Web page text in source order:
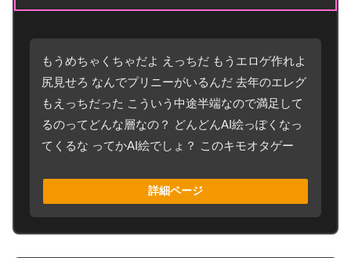
もうめちゃくちゃだよ えっちだ もうエロゲ作れよ
尻見せろ なんでプリニーがいるんだ 去年のエレグ
もえっちだった こういう中途半端なので満足して
るのってどんな層なの？ どんどんAI絵っぽくなっ
てくるな ってかAI絵でしょ？ このキモオタゲー
詳細ページ